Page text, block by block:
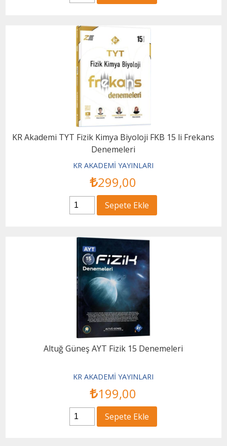
KR Akademi TYT Fizik Kimya Biyoloji FKB 15 li Frekans
Denemeleri
KR AKADEMİ YAYINLARI
299,00
Sepete Ekle
Altuğ Güneş AYT Fizik 15 Denemeleri
KR AKADEMİ YAYINLARI
199,00
Sepete Ekle